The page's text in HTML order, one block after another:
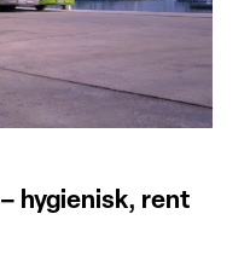
hygienisk, rent